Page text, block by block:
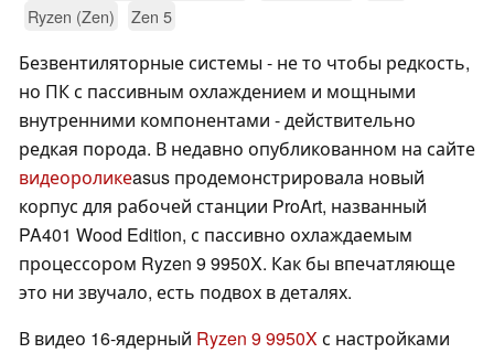
Ryzen (Zen)
Zen 5
Безвентиляторные системы - не то чтобы редкость,
но ПК с пассивным охлаждением и мощными
внутренними компонентами - действительно
редкая порода. В недавно опубликованном на сайте
видеороликеasus продемонстрировала новый
корпус для рабочей станции ProArt, названный
PA401 Wood Edition, с пассивно охлаждаемым
процессором Ryzen 9 9950X. Как бы впечатляюще
это ни звучало, есть подвох в деталях.
В видео 16-ядерный Ryzen 9 9950Xс настройками